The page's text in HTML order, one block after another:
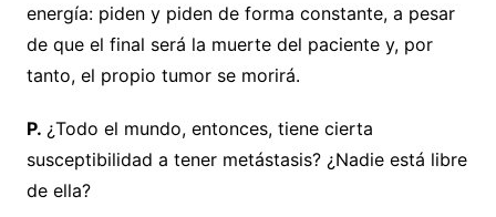
energía: piden y piden de forma constante, a pesar
de que el final será la muerte del paciente y, por
tanto, el propio tumor se morirá.
P. ¿Todo el mundo, entonces, tiene cierta
susceptibilidad a tener metástasis? ¿Nadie está libre
de ella?